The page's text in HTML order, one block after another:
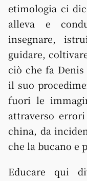
etimologia ci
alleva e
insegnare,
guidare,
ciò che fa Denis
il suo
fuori le
attraverso
china, da
che la bucano e
Educare qui